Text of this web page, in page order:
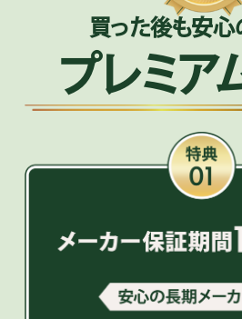
買った後も安心
プレミア